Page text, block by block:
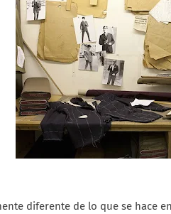
diferente de lo que se hace